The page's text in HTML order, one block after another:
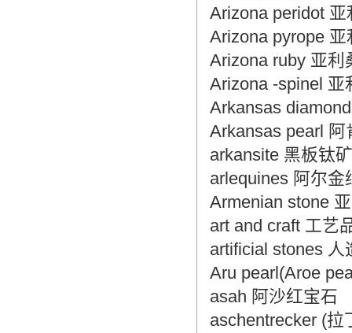
Arizona peridot
Arizona pyrope
Arizona ruby 亚利
Arizona -spinel 亚
Arkansas
Arkansas pearl 阿
arkansite 黑板钛
arlequines 阿尔金
Armenian stone
art and craft 工艺
artificial stones 人
Aru pearl(Aroe
asah 阿沙红宝石
aschentrecker (拉